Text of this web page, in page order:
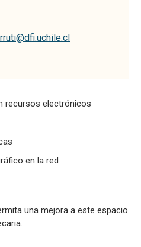
recursos electrónicos
en la red
una mejora a este espacio